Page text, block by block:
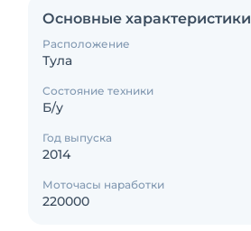
Основные характеристики
Расположение
Тула
Состояние техники
Б/у
Год выпуска
2014
Моточасы наработки
220000